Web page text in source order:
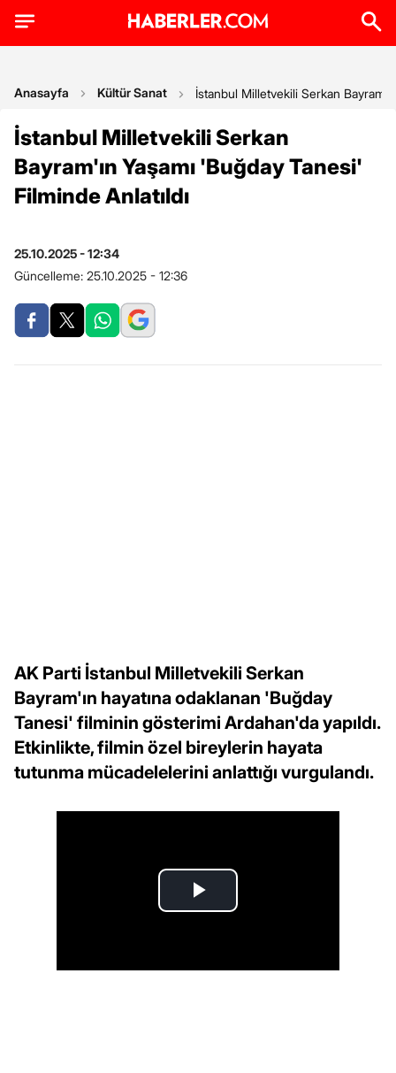
Anasayfa Kültür Sanat İstanbul Milletvekili Serkan
İstanbul Milletvekili Serkan
Bayram'ın Yaşamı 'Buğday Tanesi'
Filminde Anlatıldı
25.10.2025 - 12:34
Güncelleme: 25.10.2025 - 12:36
AK Parti İstanbul Milletvekili Serkan
Bayram'ın hayatına odaklanan 'Buğday
Tanesi' filminin gösterimi Ardahan'da yapıldı.
Etkinlikte, filmin özel bireylerin hayata
tutunma mücadelelerini anlattığı vurgulandı.